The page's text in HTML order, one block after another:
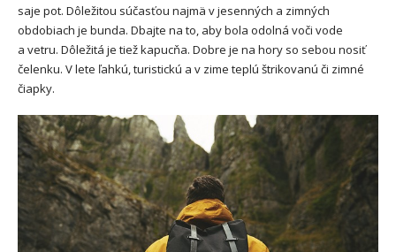
saje pot. Dôležitou súčasťou najmä v jesenných a zimných
obdobiach je bunda. Dbajte na to, aby bola odolná voči vode
a vetru. Dôležitá je tiež kapucňa. Dobre je na hory so sebou nosiť
čelenku. V lete ľahkú, turistickú a v zime teplú štrikovanú či zimné
čiapky.